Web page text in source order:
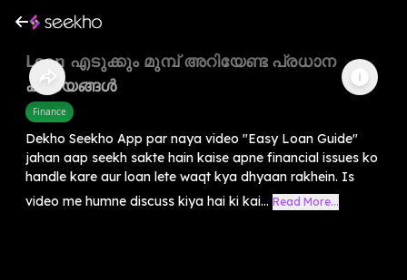
Loan എടുക്കും മുമ്പ് അറിയേണ്ട പ്രധാന
കാര്യങ്ങൾ
Finance
Dekho Seekho App par naya video "Easy Loan Guide"
jahan aap seekh sakte hain kaise apne financial issues ko
handle kare aur loan lete waqt kya dhyaan rakhein. Is
video me humne discuss kiya hai ki kai... Read More...